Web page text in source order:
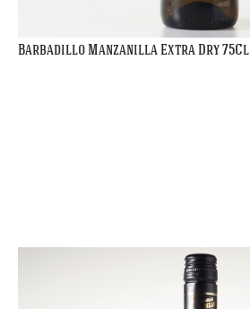
Barbadillo Manzanilla Extra Dry 75Cl